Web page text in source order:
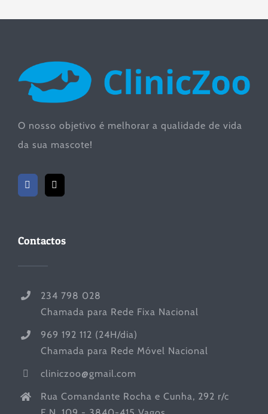
O nosso objetivo é melhorar a qualidade de vida
da sua mascote!
Contactos
234 798 028
Chamada para Rede Fixa Nacional
969 192 112 (24H/dia)
Chamada para Rede Móvel Nacional
cliniczoo@gmail.com
Rua Comandante Rocha e Cunha, 292 r/c